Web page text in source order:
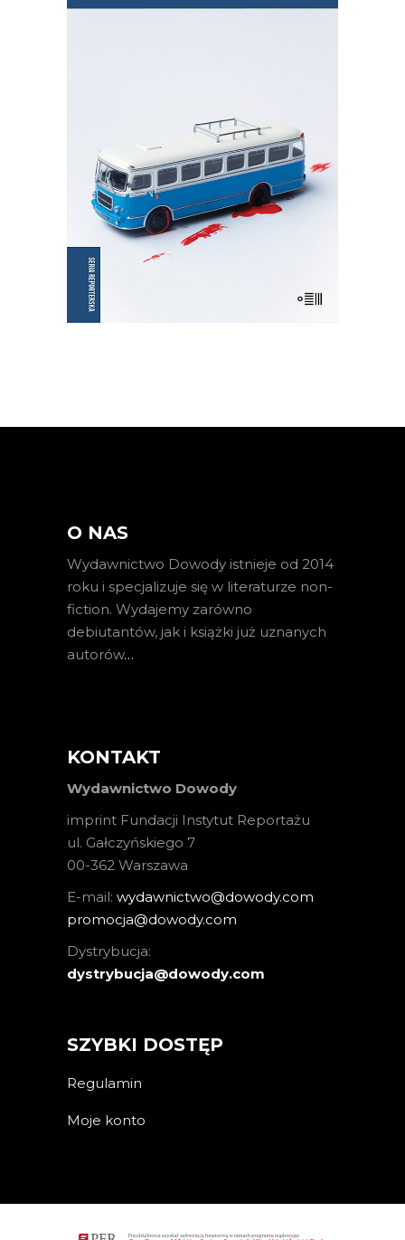
35.75zł
KSIĄŻKA DO KOSZYKA
O NAS
Wydawnictwo Dowody istnieje od 2014
roku i specjalizuje się w literaturze non-
fiction. Wydajemy zarówno
debiutantów, jak i książki już uznanych
autorów…
KONTAKT
Wydawnictwo Dowody
imprint Fundacji Instytut Reportażu
ul. Gałczyńskiego 7
00-362 Warszawa
E-mail: wydawnictwo@dowody.com
promocja@dowody.com
Dystrybucja:
dystrybucja@dowody.com
SZYBKI DOSTĘP
Regulamin
Moje konto